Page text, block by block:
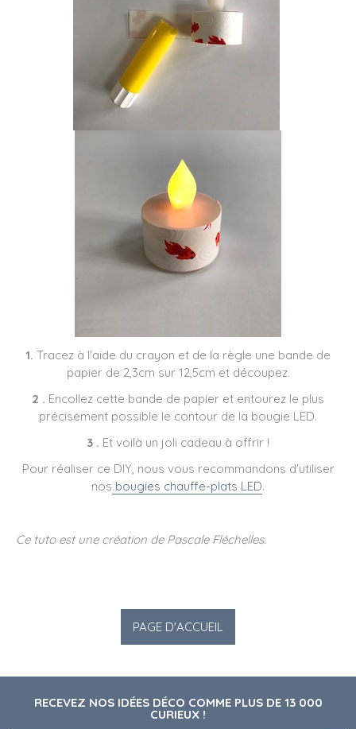
1. Tracez à l'aide du crayon et de la règle une bande de
papier de 2,3cm sur 12,5cm et découpez.
2 . Encollez cette bande de papier et entourez le plus
précisement possible le contour de la bougie LED.
3 . Et voilà un joli cadeau à offrir !
Pour réaliser ce DIY, nous vous recommandons d'utiliser
nos bougies chauffe-plats LED.
Ce tuto est une création de Pascale Fléchelles.
RECEVEZ NOS IDÉES DÉCO COMME PLUS DE 13 000
CURIEUX !